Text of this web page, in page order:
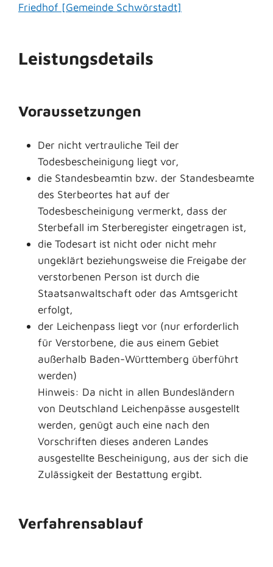
Friedhof [Gemeinde Schwörstadt]
Leistungsdetails
Voraussetzungen
Der nicht vertrauliche Teil der
Todesbescheinigung liegt vor,
die Standesbeamtin bzw. der Standesbeamte
des Sterbeortes hat auf der
Todesbescheinigung vermerkt, dass der
Sterbefall im Sterberegister eingetragen ist,
die Todesart ist nicht oder nicht mehr
ungeklärt beziehungsweise die Freigabe der
verstorbenen Person ist durch die
Staatsanwaltschaft oder das Amtsgericht
erfolgt,
der Leichenpass liegt vor (nur erforderlich
für Verstorbene, die aus einem Gebiet
außerhalb Baden-Württemberg überführt
werden)
Hinweis: Da nicht in allen Bundesländern
von Deutschland Leichenpässe ausgestellt
werden, genügt auch eine nach den
Vorschriften dieses anderen Landes
ausgestellte Bescheinigung, aus der sich die
Zulässigkeit der Bestattung ergibt.
Verfahrensablauf